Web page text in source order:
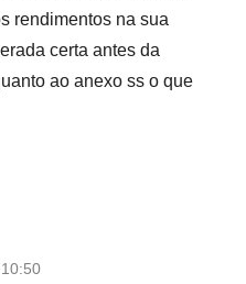
rendimentos na sua
certa antes da
ao anexo ss o que